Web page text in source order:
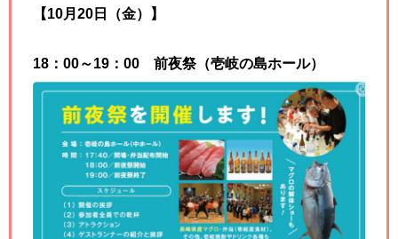
【10月20日（金）】
18：00～19：00 前夜祭（壱岐の島ホール）